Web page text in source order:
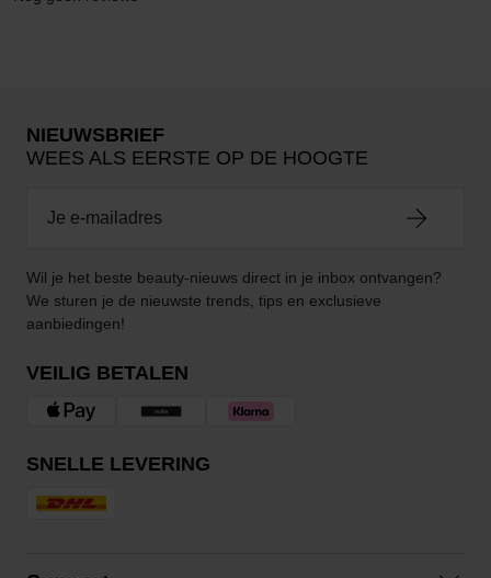
NIEUWSBRIEF
WEES ALS EERSTE OP DE HOOGTE
Wil je het beste beauty-nieuws direct in je inbox ontvangen?
We sturen je de nieuwste trends, tips en exclusieve
aanbiedingen!
VEILIG BETALEN
SNELLE LEVERING